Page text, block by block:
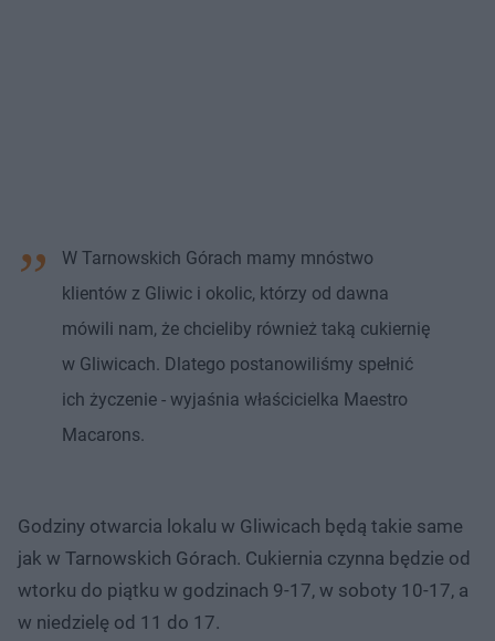
W Tarnowskich Górach mamy mnóstwo
klientów z Gliwic i okolic, którzy od dawna
mówili nam, że chcieliby również taką cukiernię
w Gliwicach. Dlatego postanowiliśmy spełnić
ich życzenie - wyjaśnia właścicielka Maestro
Macarons.
Godziny otwarcia lokalu w Gliwicach będą takie same
jak w Tarnowskich Górach. Cukiernia czynna będzie od
wtorku do piątku w godzinach 9-17, w soboty 10-17, a
w niedzielę od 11 do 17.